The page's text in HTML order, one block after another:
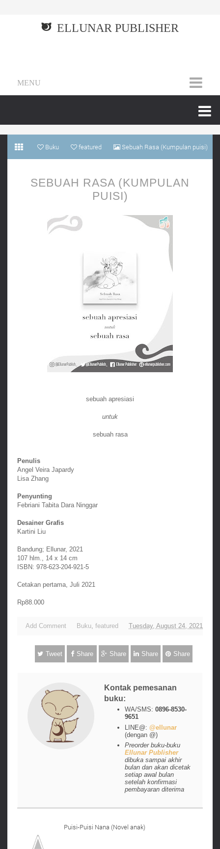
ELLUNAR PUBLISHER
MENU
Buku featured Sebuah Rasa (Kumpulan puisi)
SEBUAH RASA (KUMPULAN
PUISI)
sebuah apresiasi
untuk
sebuah rasa
Penulis
Angel Veira Japardy
Lisa Zhang
Penyunting
Febriani Tabita Dara Ninggar
Desainer Grafis
Kartini Liu
Bandung; Ellunar, 2021
107 hlm., 14 x 14 cm
ISBN: 978-623-204-921-5
Cetakan pertama, Juli 2021
Rp88.000
Add Comment Buku, featured Tuesday, August 24, 2021
Tweet Share Share Share Share
Kontak pemesanan
buku:
WA/SMS:0896-8530-
9651
LINE@:@ellunar
(dengan @)
Preorder buku-buku
Ellunar Publisher
dibuka sampai akhir
bulan dan akan dicetak
setiap awal bulan
setelah konfirmasi
pembayaran diterima
Puisi-Puisi Nana (Novel anak)